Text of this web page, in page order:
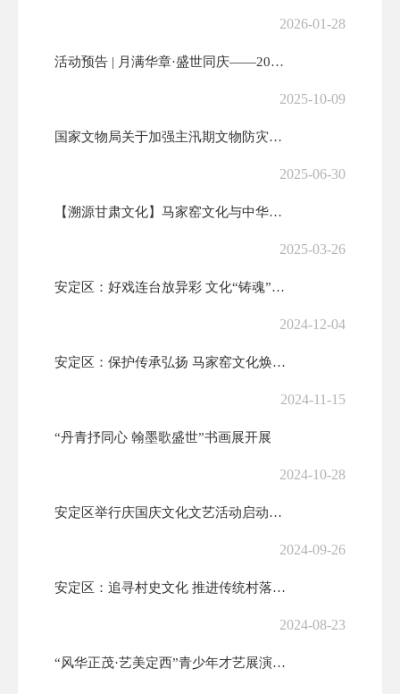
2026-01-28
活动预告 | 月满华章·盛世同庆——2025年安定区国庆中秋系列文化...
2025-10-09
国家文物局关于加强主汛期文物防灾减灾救灾工作的通知
2025-06-30
【溯源甘肃文化】马家窑文化与中华文明起源
2025-03-26
安定区：好戏连台放异彩 文化“铸魂”惠民生
2024-12-04
安定区：保护传承弘扬 马家窑文化焕发新光彩
2024-11-15
“丹青抒同心 翰墨歌盛世”书画展开展
2024-10-28
安定区举行庆国庆文化文艺活动启动仪式暨主题书画长卷创作活动
2024-09-26
安定区：追寻村史文化 推进传统村落保护发展
2024-08-23
“风华正茂·艺美定西”青少年才艺展演火热上演